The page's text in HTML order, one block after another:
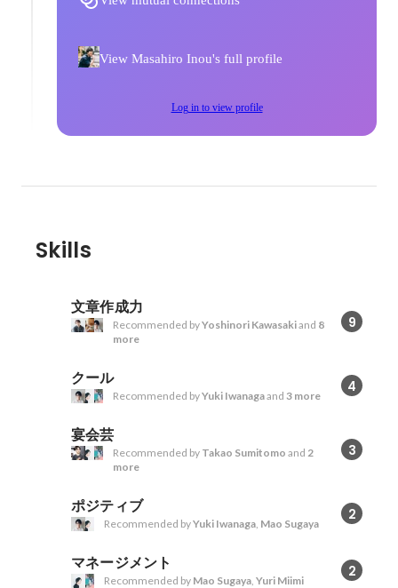
View Masahiro Inou's full profile
Log in to view profile
Skills
文章作成力
9
Recommended byYoshinori Kawasakiand 8
more
クール 4
Recommended byYuki Iwanagaand 3 more
宴会芸
3
Recommended by Takao Sumitomo and 2
more
ポジティブ 2
Recommended byYuki Iwanaga, Mao Sugaya
マネージメント 2
Recommended by Mao Sugaya, Yuri Miimi